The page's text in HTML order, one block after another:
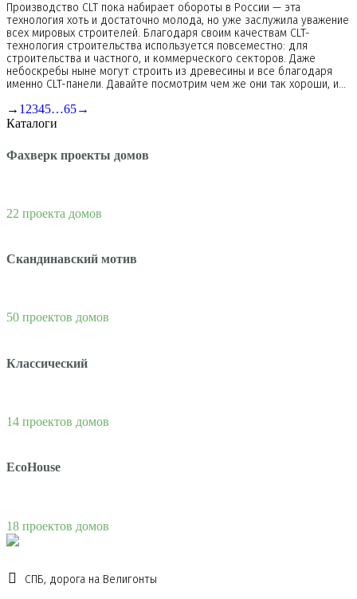
Производство CLT пока набирает обороты в России — эта
технология хоть и достаточно молода, но уже заслужила уважение
всех мировых строителей. Благодаря своим качествам CLT-
технология строительства используется повсеместно: для
строительства и частного, и коммерческого секторов. Даже
небоскребы ныне могут строить из древесины и все благодаря
именно CLT-панели. Давайте посмотрим чем же они так хороши, и…
→ 1 2345…65→
Каталоги
Фахверк проекты домов
22 проекта домов
Скандинавский мотив
50 проектов домов
Классический
14 проектов домов
EcoHouse
18 проектов домов
СПБ, дорога на Велигонты